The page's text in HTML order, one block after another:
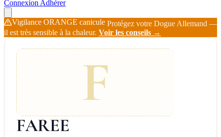
Connexion Adhérer
Vigilance ORANGE canicule Protégez votre Dogue Allemand —
il est très sensible à la chaleur. Voir les conseils →
F
FAREE